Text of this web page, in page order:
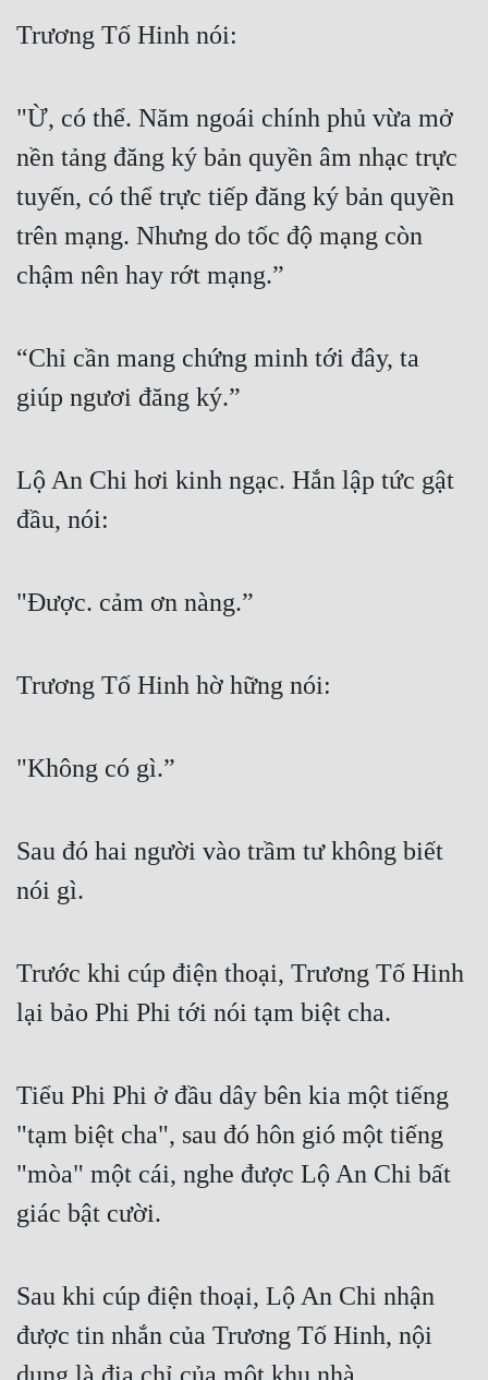
Đông Phương Huyền Huyễn
Đồng Nhân
Cẩu Đạo Trường Sinh
Ngự Thú
Truyện Nữ
Vô Địch Lưu
Đam Mỹ
Đẹp
Cơ Trí
Vô Sỉ
Trương Tố Hinh nói:
"Ừ, có thể. Năm ngoái chính phủ vừa mở
nền tảng đăng ký bản quyền âm nhạc trực
tuyến, có thể trực tiếp đăng ký bản quyền
trên mạng. Nhưng do tốc độ mạng còn
chậm nên hay rớt mạng.”
“Chỉ cần mang chứng minh tới đây, ta
giúp ngươi đăng ký.”
Lộ An Chi hơi kinh ngạc. Hắn lập tức gật
đầu, nói:
"Được. cảm ơn nàng.”
Trương Tố Hinh hờ hững nói:
"Không có gì.”
Sau đó hai người vào trầm tư không biết
nói gì.
Trước khi cúp điện thoại, Trương Tố Hinh
lại bảo Phi Phi tới nói tạm biệt cha.
Tiểu Phi Phi ở đầu dây bên kia một tiếng
"tạm biệt cha", sau đó hôn gió một tiếng
"mòa" một cái, nghe được Lộ An Chi bất
giác bật cười.
Sau khi cúp điện thoại, Lộ An Chi nhận
được tin nhắn của Trương Tố Hinh, nội